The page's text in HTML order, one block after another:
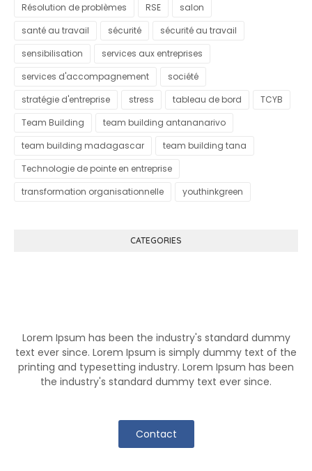
Résolution de problèmes
RSE
salon
santé au travail
sécurité
sécurité au travail
sensibilisation
services aux entreprises
services d'accompagnement
société
stratégie d'entreprise
stress tableau de bord
TCYB
Team Building
team building antananarivo
team building madagascar
team building tana
Technologie de pointe en entreprise
transformation organisationnelle
youthinkgreen
CATEGORIES
Lorem Ipsum has been the industry's standard dummy
text ever since. Lorem Ipsum is simply dummy text of the
printing and typesetting industry. Lorem Ipsum has been
the industry's standard dummy text ever since.
Contact